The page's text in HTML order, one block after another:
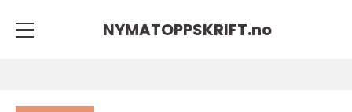
NYMATOPPSKRIFT.no